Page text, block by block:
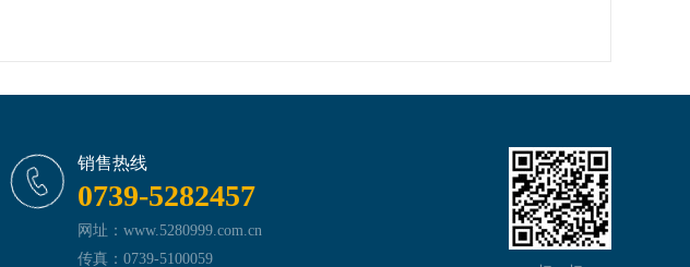
销售热线
0739-5282457
网址：www.5280999.com.cn
传真：0739-5100059